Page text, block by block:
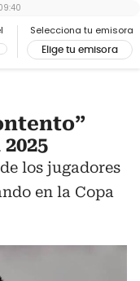
Selecciona tu emisora
Elige tu emisora
los jugadores
en la Copa